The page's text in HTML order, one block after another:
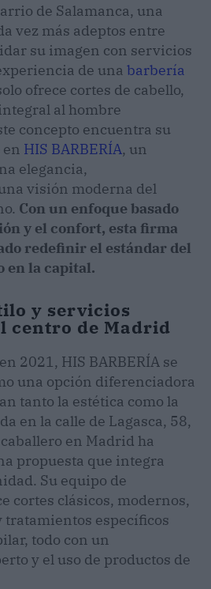
de Salamanca, una
vez más adeptos entre
su imagen con servicios
de una barbería
ofrece cortes de cabello,
al hombre
concepto encuentra su
HIS BARBERÍA, un
elegancia,
visión moderna del
Con un enfoque basado
y el confort, esta firma
redefinir el estándar del
en la capital.
y servicios
centro de Madrid
2021, HIS BARBERÍA se
una opción diferenciadora
tanto la estética como la
en la calle de Lagasca, 58,
en Madrid ha
propuesta que integra
Su equipo de
cortes clásicos, modernos,
tratamientos específicos
todo con un
y el uso de productos de